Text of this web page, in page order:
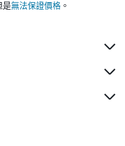
是無法保證價格 。